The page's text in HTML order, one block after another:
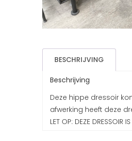
BESCHRIJVING
Beschrijving
Deze hippe dressoir
afwerking heeft deze
LET OP: DEZE DRESSOIR